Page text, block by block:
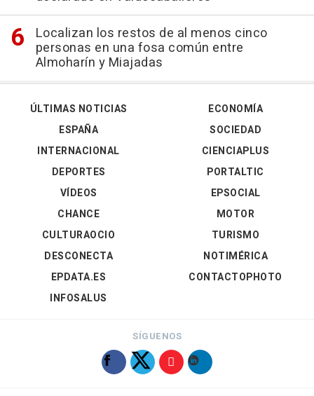
Localizan los restos de al menos cinco
personas en una fosa común entre
Almoharín y Miajadas
ÚLTIMAS NOTICIAS
ESPAÑA
INTERNACIONAL
DEPORTES
VÍDEOS
ECONOMÍA
SOCIEDAD
CIENCIAPLUS
PORTALTIC
EPSOCIAL
CHANCE
CULTURAOCIO
DESCONECTA
EPDATA.ES
INFOSALUS
MOTOR
TURISMO
NOTIMÉRICA
CONTACTOPHOTO
SÍGUENOS